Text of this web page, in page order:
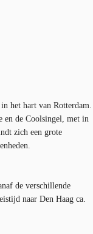
het hart van Rotterdam.
en de Coolsingel, met in
zich een grote
de verschillende
naar Den Haag ca.